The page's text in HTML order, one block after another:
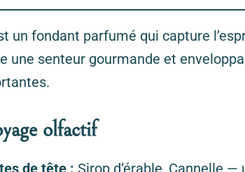
un fondant parfumé qui capture
une senteur gourmande et
olfactif
de tête : Sirop d’érable, Cannelle